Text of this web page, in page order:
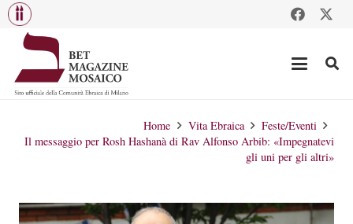
Home Vita Ebraica
Feste/Eventi
Il messaggio per Rosh Hashanà di Rav Alfonso Arbib: «Impegnatevi
gli uni per gli altri»